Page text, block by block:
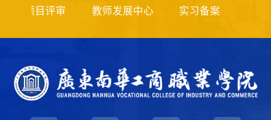
项目评审 教师发展中心 实习备案